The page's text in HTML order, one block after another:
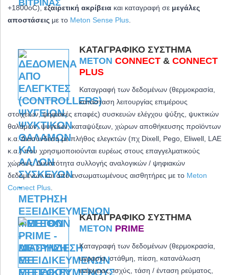
+1800oC),εξαιρετική ακρίβεια και καταγραφή σε μεγάλες
αποστάσεις με το Meton Sense Plus
ΚΑΤΑΓΡΑΦΙΚΌ ΣΎΣΤΗΜΑ
METON CONNECT & CONNECT
PLUS
Καταγραφή των δεδομένων (θερμοκρασία,
κατάσταση λειτουργίας επιμέρους
στοιχείων, ψηφιακές επαφές) συσκευών ελέγχου ψύξης, ψυκτικών
θαλάμων, ψυγείων, καταψύξεων, χώρων αποθήκευσης προϊόντων
κ.α. Διασύνδεση με πλήθος ελεγκτών (πχ Dixell, Pego, Eliwell, LAE
κ.α.) που χρησιμοποιούνται ευρέως στους επαγγελματικούς
χώρους. Δυνατότητα συλλογής αναλογικών / ψηφιακών
δεδομένων και από ενσωματωμένους αισθητήρες με το Meton
Connect Plus
ΚΑΤΑΓΡΑΦΙΚΌ ΣΎΣΤΗΜΑ
METON PRIME
Καταγραφή των δεδομένων (θερμοκρασία,
υγρασία, στάθμη, πίεση, κατανάλωση
ενέργειας, ισχύς, τάση / ένταση ρεύματος,